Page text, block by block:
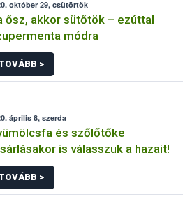
október 29, csütörtök
ősz, akkor sütőtök – ezúttal
módra
>
április 8, szerda
és szőlőtőke
is válasszuk a hazait!
>